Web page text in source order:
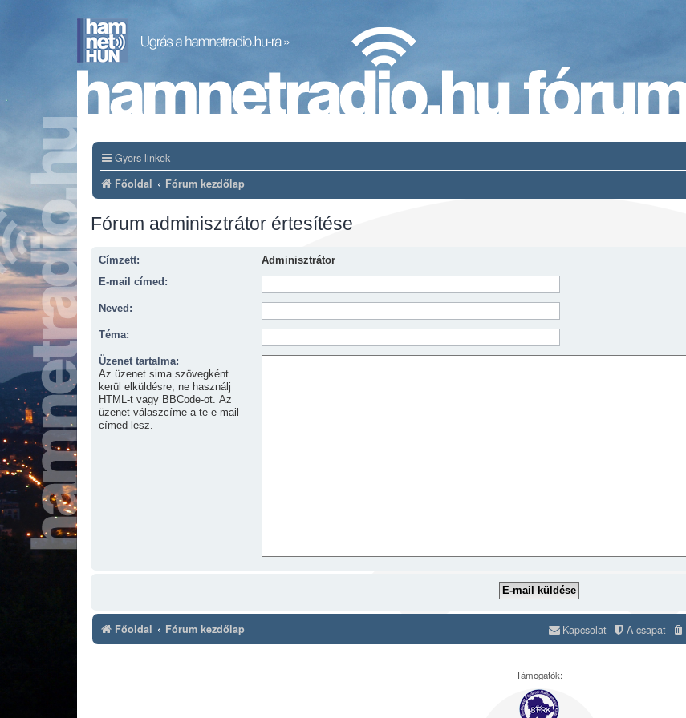
Gyors linkek
Főoldal Fórum kezdőlap
Fórum adminisztrátor értesítése
Címzett:
Adminisztrátor
E-mail címed:
Neved:
Téma:
Üzenet tartalma:
Az üzenet sima szövegként
kerül elküldésre, ne használj
HTML-t vagy BBCode-ot. Az
üzenet válaszcíme a te e-mail
címed lesz.
Főoldal Fórum kezdőlap A csapat
Kapcsolat
Támogatók: